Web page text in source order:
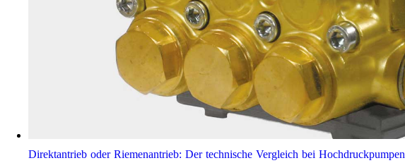
Direktantrieb oder Riemenantrieb: Der technische Vergleich bei Hochdruckpumpen